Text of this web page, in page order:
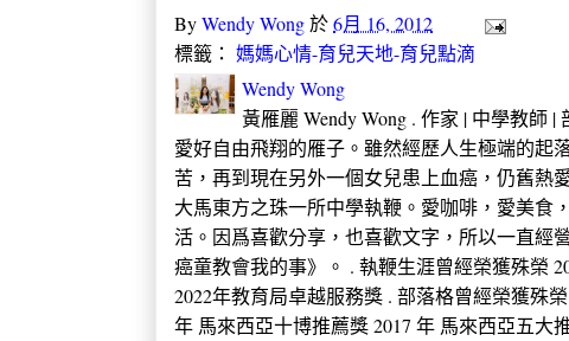
ByWendy Wong於6月 16, 2012
標籤： 媽媽心情-育兒天地-育兒點滴
Wendy Wong
黃雁麗 Wendy Wong . 作家 | 中學教師
愛好自由飛翔的雁子。雖然經歷人生極端的起
苦，再到現在另外一個女兒患上血癌，仍舊熱
大馬東方之珠一所中學執鞭。愛咖啡，愛美食
活。因爲喜歡分享，也喜歡文字，所以一直經
癌童教會我的事》。 . 執鞭生涯曾經榮獲殊榮
2022年教育局卓越服務獎 . 部落格曾經榮獲殊
年 馬來西亞十博推薦獎 2017 年 馬來西亞五大